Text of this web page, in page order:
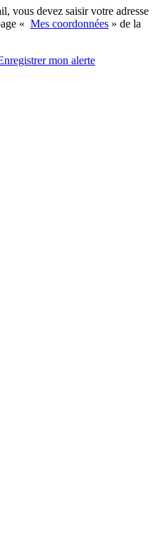
vous devez saisir votre adresse
« Mes coordonnées » de la
mon alerte